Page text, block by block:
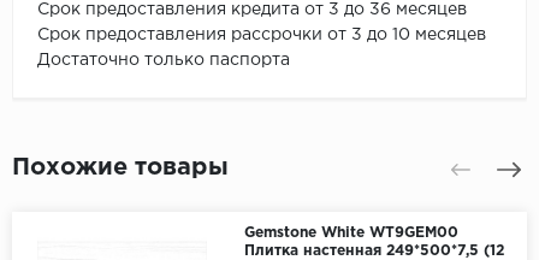
Срок предоставления кредита от 3 до 36 месяцев
Срок предоставления рассрочки от 3 до 10 месяцев
Достаточно только паспорта
Похожие товары
Gemstone White WT9GEM00
Плитка настенная 249*500*7,5 (12